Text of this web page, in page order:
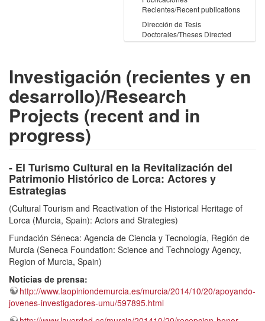
Recientes/Recent publications
Dirección de Tesis
Doctorales/Theses Directed
Investigación (recientes y en
desarrollo)/Research
Projects (recent and in
progress)
- El Turismo Cultural en la Revitalización del
Patrimonio Histórico de Lorca: Actores y
Estrategias
(Cultural Tourism and Reactivation of the Historical Heritage of
Lorca (Murcia, Spain): Actors and Strategies)
Fundación Séneca: Agencia de Ciencia y Tecnología, Región de
Murcia (Seneca Foundation: Science and Technology Agency,
Region of Murcia, Spain)
Noticias de prensa:
http://www.laopiniondemurcia.es/murcia/2014/10/20/apoyando-
jovenes-investigadores-umu/597895.html